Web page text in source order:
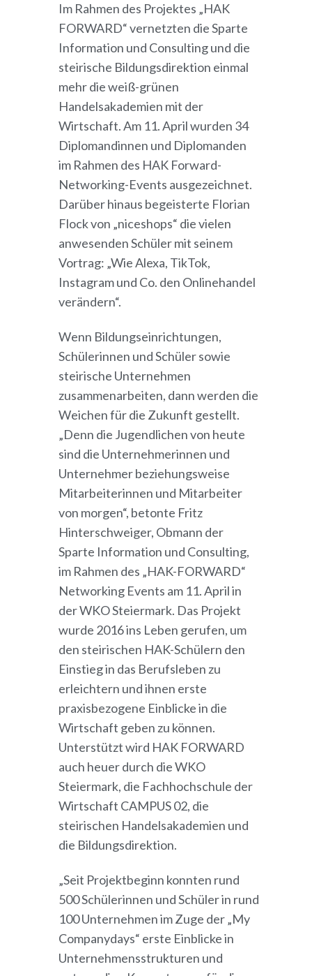
Im Rahmen des Projektes „HAK
FORWARD“ vernetzten die Sparte
Information und Consulting und die
steirische Bildungsdirektion einmal
mehr die weiß-grünen
Handelsakademien mit der
Wirtschaft. Am 11. April wurden 34
Diplomandinnen und Diplomanden
im Rahmen des HAK Forward-
Networking-Events ausgezeichnet.
Darüber hinaus begeisterte Florian
Flock von „niceshops“ die vielen
anwesenden Schüler mit seinem
Vortrag: „Wie Alexa, TikTok,
Instagram und Co. den Onlinehandel
verändern“.
Wenn Bildungseinrichtungen,
Schülerinnen und Schüler sowie
steirische Unternehmen
zusammenarbeiten, dann werden die
Weichen für die Zukunft gestellt.
„Denn die Jugendlichen von heute
sind die Unternehmerinnen und
Unternehmer beziehungsweise
Mitarbeiterinnen und Mitarbeiter
von morgen“, betonte Fritz
Hinterschweiger, Obmann der
Sparte Information und Consulting,
im Rahmen des „HAK-FORWARD“
Networking Events am 11. April in
der WKO Steiermark. Das Projekt
wurde 2016 ins Leben gerufen, um
den steirischen HAK-Schülern den
Einstieg in das Berufsleben zu
erleichtern und ihnen erste
praxisbezogene Einblicke in die
Wirtschaft geben zu können.
Unterstützt wird HAK FORWARD
auch heuer durch die WKO
Steiermark, die Fachhochschule der
Wirtschaft CAMPUS 02, die
steirischen Handelsakademien und
die Bildungsdirektion.
„Seit Projektbeginn konnten rund
500 Schülerinnen und Schüler in rund
100 Unternehmen im Zuge der „My
Companydays“ erste Einblicke in
Unternehmensstrukturen und